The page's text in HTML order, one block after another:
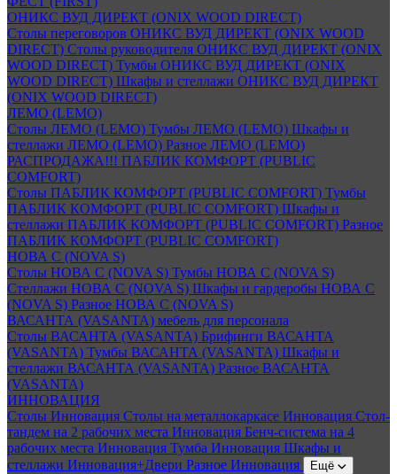
ОНИКС ВУД ДИРЕКТ (ONIX WOOD DIRECT)
Столы переговоров ОНИКС ВУД ДИРЕКТ (ONIX WOOD
DIRECT) Столы руководителя ОНИКС ВУД ДИРЕКТ (ONIX
WOOD DIRECT) Тумбы ОНИКС ВУД ДИРЕКТ (ONIX
WOOD DIRECT) Шкафы и стеллажи ОНИКС ВУД ДИРЕКТ
(ONIX WOOD DIRECT)
ЛЕМО (LEMO)
Столы ЛЕМО (LEMO) Тумбы ЛЕМО (LEMO) Шкафы и
стеллажи ЛЕМО (LEMO) Разное ЛЕМО (LEMO)
РАСПРОДАЖА!!! ПАБЛИК КОМФОРТ (PUBLIC
COMFORT)
Столы ПАБЛИК КОМФОРТ (PUBLIC COMFORT) Тумбы
ПАБЛИК КОМФОРТ (PUBLIC COMFORT) Шкафы и
стеллажи ПАБЛИК КОМФОРТ (PUBLIC COMFORT) Разное
ПАБЛИК КОМФОРТ (PUBLIC COMFORT)
НОВА С (NOVA S)
Столы НОВА С (NOVA S) Тумбы НОВА С (NOVA S)
Стеллажи НОВА С (NOVA S) Шкафы и гардеробы НОВА С
(NOVA S) Разное НОВА С (NOVA S)
ВАСАНТА (VASANTA) мебель для персонала
Столы ВАСАНТА (VASANTA) Брифинги ВАСАНТА
(VASANTA) Тумбы ВАСАНТА (VASANTA) Шкафы и
стеллажи ВАСАНТА (VASANTA) Разное ВАСАНТА
(VASANTA)
ИННОВАЦИЯ
Столы Инновация Столы на металлокаркасе Инновация Стол-
тандем на 2 рабочих места Инновация Бенч-система на 4
рабочих места Инновация Тумба Инновация Шкафы и
стеллажи Инновация+Двери Разное Инновация Ещё